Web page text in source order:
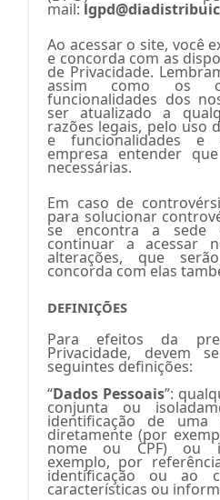
mail:
Ao acessar o site, você
e concorda com as
de Privacidade.
assim como os
funcionalidades dos
ser atualizado a
razões legais, pelo uso
e funcionalidades e
empresa entender
necessárias.
Em caso de
para solucionar
se encontra a
continuar a acessar
alterações, que
concorda com elas
DEFINIÇÕES
Para efeitos da
Privacidade, devem
seguintes definições:
“Dados Pessoais”:
conjunta ou
identificação de uma
diretamente (por
nome ou CPF) ou
exemplo, por
identificação ou ao
características ou